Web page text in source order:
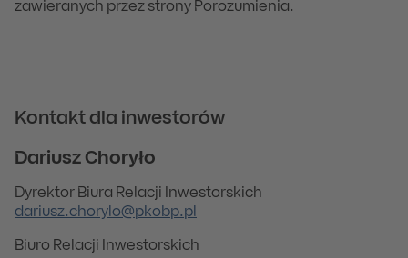
zawieranych przez strony Porozumienia.
Kontakt dla inwestorów
Dariusz Choryło
Dyrektor Biura Relacji Inwestorskich
dariusz.chorylo@pkobp.pl
Biuro Relacji Inwestorskich